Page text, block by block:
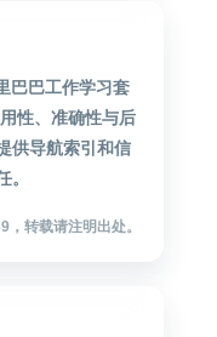
巴巴工作学习套
性、准确性与后
供导航索引和信
转载请注明出处。